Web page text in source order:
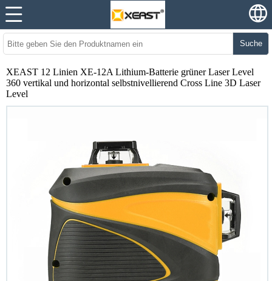
Suche
XEAST 12 Linien XE-12A Lithium-Batterie grüner Laser Level
360 vertikal und horizontal selbstnivellierend Cross Line 3D Laser
Level